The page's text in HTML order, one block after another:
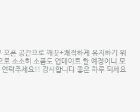
픈 공간으로 깨끗+쾌적하게 유지하기 위
소소히 소품도 업데이트 할 예정이니 모
락주세요!! 감사합니다 좋은 하루 되세요